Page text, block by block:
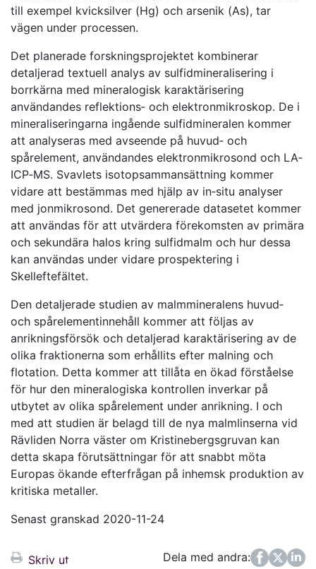
till exempel kvicksilver (Hg) och arsenik (As), tar
vägen under processen.
Det planerade forskningsprojektet kombinerar
detaljerad textuell analys av sulfidmineralisering i
borrkärna med mineralogisk karaktärisering
användandes reflektions‐ och elektronmikroskop. De i
mineraliseringarna ingående sulfidmineralen kommer
att analyseras med avseende på huvud‐ och
spårelement, användandes elektronmikrosond och LA‐
ICP‐MS. Svavlets isotopsammansättning kommer
vidare att bestämmas med hjälp av in‐situ analyser
med jonmikrosond. Det genererade datasetet kommer
att användas för att utvärdera förekomsten av primära
och sekundära halos kring sulfidmalm och hur dessa
kan användas under vidare prospektering i
Skelleftefältet.
Den detaljerade studien av malmmineralens huvud‐
och spårelementinnehåll kommer att följas av
anrikningsförsök och detaljerad karaktärisering av de
olika fraktionerna som erhållits efter malning och
flotation. Detta kommer att tillåta en ökad förståelse
för hur den mineralogiska kontrollen inverkar på
utbytet av olika spårelement under anrikning. I och
med att studien är belagd till de nya malmlinserna vid
Rävliden Norra väster om Kristinebergsgruvan kan
detta skapa förutsättningar för att snabbt möta
Europas ökande efterfrågan på inhemsk produktion av
kritiska metaller.
Senast granskad 2020-11-24
Skriv ut Dela med andra:
FacebookTwitter
LinkedIn